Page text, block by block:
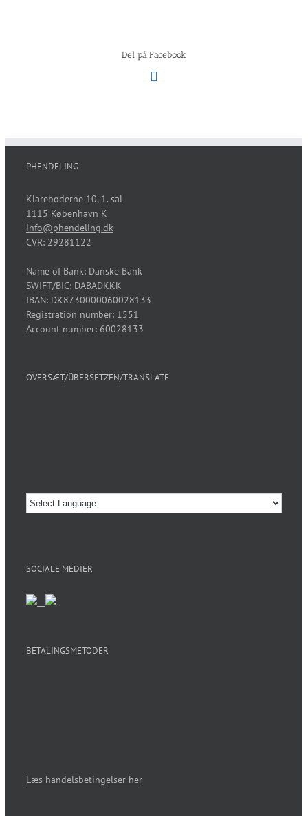
Del på Facebook
PHENDELING
Klareboderne 10, 1. sal
1115 København K
info@phendeling.dk
CVR: 29281122
Name of Bank: Danske Bank
SWIFT/BIC: DABADKKK
IBAN: DK8730000060028133
Registration number: 1551
Account number: 60028133
OVERSÆT/ÜBERSETZEN/TRANSLATE
SOCIALE MEDIER
BETALINGSMETODER
Læs handelsbetingelser her